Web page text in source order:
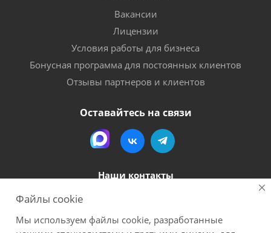
Вакансии
Лицензии
Условия работы для бизнеса
Бонусная программа для постоянных клиентов
Отзывы партнеров и клиентов
Оставайтесь на связи
Наши контакты
megapack-secr@inbox.ru
Файлы cookie
Мы используем файлы cookie, разработанные